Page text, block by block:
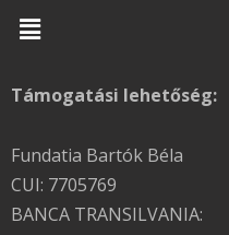
Menu
Támogatási lehetőség:
Fundatia Bartók Béla
CUI: 7705769
BANCA TRANSILVANIA: